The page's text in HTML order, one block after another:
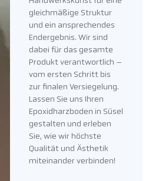
gleichmäßige Struktur
und ein ansprechendes
Endergebnis. Wir sind
dabei für das gesamte
Produkt verantwortlich –
vom ersten Schritt bis
zur finalen Versiegelung.
Lassen Sie uns Ihren
Epoxidharzboden in Süsel
gestalten und erleben
Sie, wie wir höchste
Qualität und Ästhetik
miteinander verbinden!